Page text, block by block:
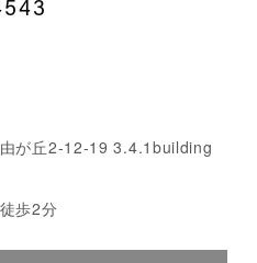
が丘2-12-19 3.4.1building
歩2分